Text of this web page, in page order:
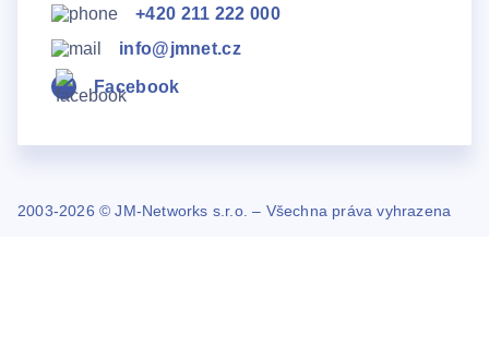
+420 211 222 000
info@jmnet.cz
Facebook
2003-2026 © JM-Networks s.r.o. – Všechna práva vyhrazena